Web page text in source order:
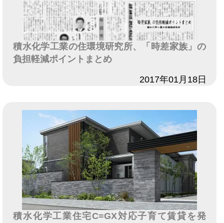
積水化学工業の住環境研究所、「時差家族」の
負担軽減ポイントまとめ
2017年01月18日
積水化学工業住宅C=GX対応子育て賃貸を発